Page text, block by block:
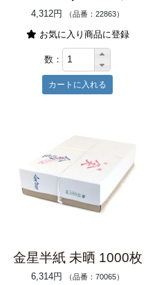
4,312円 （品番：22863）
お気に入り商品に登録
数：
金星半紙 未晒 1000枚
6,314円 （品番：70065）